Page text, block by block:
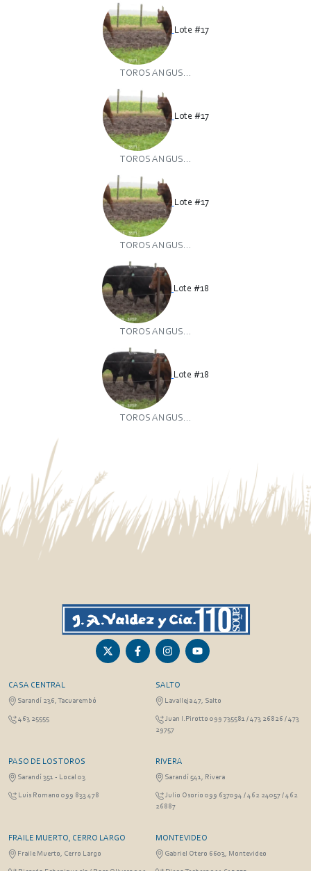
Lote #17
TOROS ANGUS...
Lote #17
TOROS ANGUS...
Lote #17
TOROS ANGUS...
Lote #18
TOROS ANGUS...
Lote #18
TOROS ANGUS...
CASA CENTRAL
Sarandí 236, Tacuarembó
463 25555
SALTO
Lavalleja 47, Salto
Juan I.Pirotto 099 735581 / 473 26826 / 473
29757
PASO DE LOS TOROS
Sarandí 351 - Local 03
Luis Romano 099 833 478
RIVERA
Sarandí 541, Rivera
Julio Osorio 099 637094 / 462 24057 / 462
26887
FRAILE MUERTO, CERRO LARGO
Fraile Muerto, Cerro Largo
MONTEVIDEO
Gabriel Otero 6603, Montevideo